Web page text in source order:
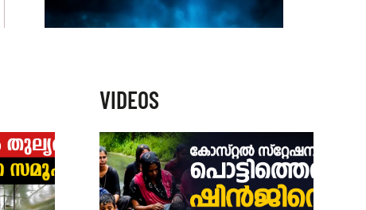
VIDEOS